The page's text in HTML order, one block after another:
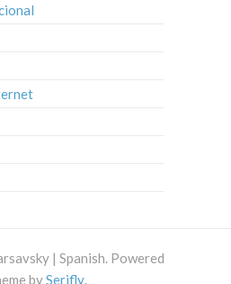
| Spanish. Powered
bySerifly.